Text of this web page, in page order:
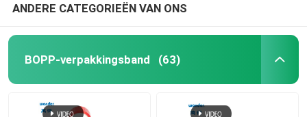
ANDERE CATEGORIEËN VAN ONS
BOPP-verpakkingsband (63)